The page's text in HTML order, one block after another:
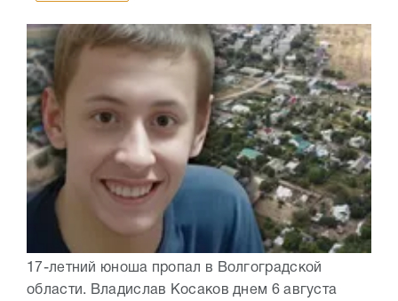
17-летний юноша пропал в Волгоградской
области. Владислав Косаков днем 6 августа